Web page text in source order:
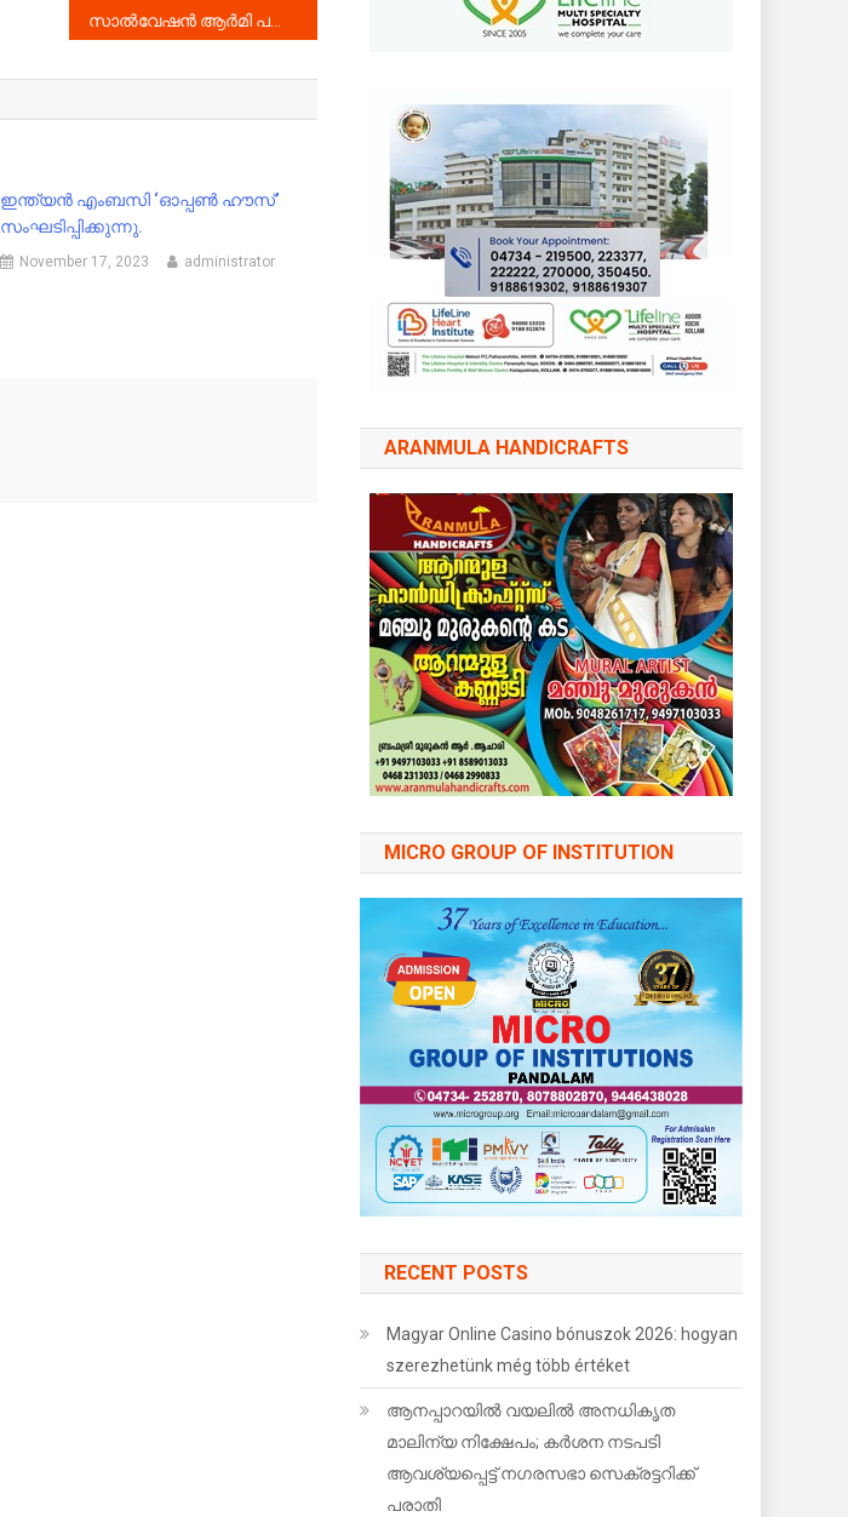
ഇന്ത്യൻ എംബസി ‘ഓപ്പൺ ഹൗസ്’
സംഘടിപ്പിക്കുന്നു.
November 17, 2023 administrator
ARANMULA HANDICRAFTS
MICRO GROUP OF INSTITUTION
RECENT POSTS
Magyar Online Casino bónuszok 2026: hogyan
szerezhetünk még több értéket
ആനപ്പാറയിൽ വയലിൽ അനധികൃത
മാലിന്യ നിക്ഷേപം; കർശന നടപടി
ആവശ്യപ്പെട്ട് നഗരസഭാ സെക്രട്ടറിക്ക്
പരാതി